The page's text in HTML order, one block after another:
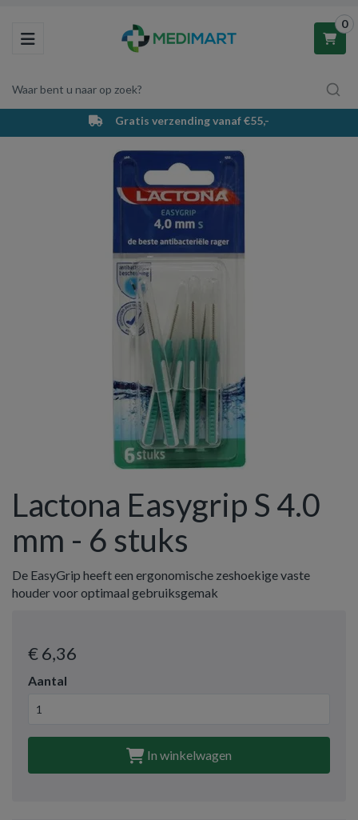
Toggle navigation
Waar bent u naar op zoek?
0
Winkelwagen
Uw winkelwagen is leeg.
Vul hem met producten.
Gratis verzending vanaf €55,-
Lactona Easygrip S 4.0
mm - 6 stuks
De EasyGrip heeft een ergonomische zeshoekige vaste
houder voor optimaal gebruiksgemak
€ 6,36
Aantal
In winkelwagen